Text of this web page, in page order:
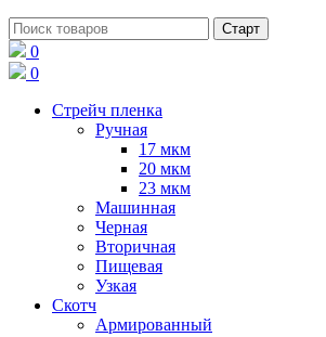
0
0
Стрейч пленка
Ручная
17 мкм
20 мкм
23 мкм
Машинная
Черная
Вторичная
Пищевая
Узкая
Скотч
Армированный